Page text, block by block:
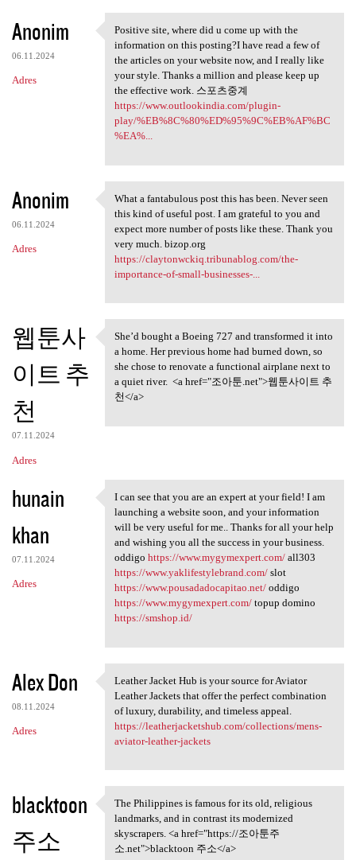
Anonim
06.11.2024
Adres
Positive site, where did u
Positive site, where did u come up with the
information on this posting?I have read a few of
the articles on your website now, and I really like
your style. Thanks a million and please keep up
the effective work. 스포츠중계
https://www.outlookindia.com/plugin-
play/%EB%8C%80%ED%95%9C%EB%AF%BC
%EA%...
Anonim
06.11.2024
Adres
What a fantabulous post this
What a fantabulous post this has been. Never seen
this kind of useful post. I am grateful to you and
expect more number of posts like these. Thank you
very much. bizop.org
https://claytonwckiq.tribunablog.com/the-
importance-of-small-businesses-...
웹툰사
이트 추
천
07.11.2024
Adres
She’d bought a Boeing 727 and
She’d bought a Boeing 727 and transformed it into
a home. Her previous home had burned down, so
she chose to renovate a functional airplane next to
a quiet river. <a href="조아툰.net">웹툰사이트 추
천</a>
hunain
khan
07.11.2024
Adres
I can see that you are an
I can see that you are an expert at your field! I am
launching a website soon, and your information
will be very useful for me.. Thanks for all your help
and wishing you all the success in your business.
oddigo https://www.mygymexpert.com/all303
https://www.yaklifestylebrand.com/slot
https://www.pousadadocapitao.net/oddigo
https://www.mygymexpert.com/topup domino
https://smshop.id/
Alex Don
08.11.2024
Adres
Leather Jacket Hub is your
Leather Jacket Hub is your source for Aviator
Leather Jackets that offer the perfect combination
of luxury, durability, and timeless appeal.
https://leatherjacketshub.com/collections/mens-
aviator-leather-jackets
blacktoon
주소
The Philippines is famous for
The Philippines is famous for its old, religious
landmarks, and in contrast its modernized
skyscrapers. <a href="https://조아툰주
소.net">blacktoon 주소</a>